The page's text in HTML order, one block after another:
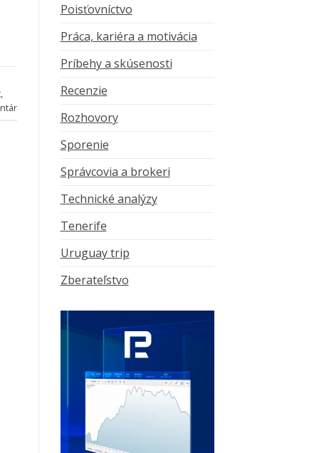
,
Poisťovníctvo
Práca, kariéra a motivácia
Príbehy a skúsenosti
Recenzie
Rozhovory
Sporenie
Správcovia a brokeri
Technické analýzy
Tenerife
Uruguay trip
Zberateľstvo